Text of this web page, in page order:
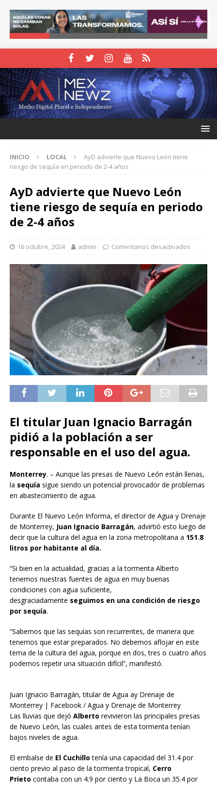
INICIO LOCAL
AyD advierte que Nuevo León tiene
riesgo de sequía en periodo de 2-4 años
AyD advierte que Nuevo León
tiene riesgo de sequía en periodo
de 2-4 años
16 octubre, 2024 admin Comentarios desactivados
El titular Juan Ignacio Barragán
pidió a la población a ser
responsable en el uso del agua.
Monterrey. – Aunque las presas de Nuevo León están llenas,
la sequía sigue siendo un potencial provocador de problemas
en abastecimiento de agua.
Durante El Nuevo León Informa, el director de Agua y Drenaje
de Monterrey, Juan Ignacio Barragán, advirtió esto luego de
decir que la cultura del agua en la zona metropolitana a 151.8
litros por habitante al día.
“Si bien en la actualidad, gracias a la tormenta Alberto
tenemos nuestras fuentes de agua en muy buenas
condiciones con agua suficiente,
desgraciadamente seguimos en una condición de riesgo
por sequía.
“Sabemos que las sequías son recurrentes, de manera que
tenemos que estar preparados. No debemos aflojar en este
tema de la cultura del agua, porque en dos, tres o cuatro años
podemos repetir una situación difícil”, manifestó.
Juan Ignacio Barragán, titular de Agua ay Drenaje de
Monterrey | Facebook / Agua y Drenaje de Monterrey
Las lluvias que dejó Alberto revivieron las principales presas
de Nuevo León, las cuales antes de esta tormenta tenían
bajos niveles de agua.
El embalse de El Cuchillo tenía una capacidad del 31.4 por
ciento previo al paso de la tormenta tropical, Cerro
Prieto contaba con un 4.9 por ciento y La Boca un 35.4 por